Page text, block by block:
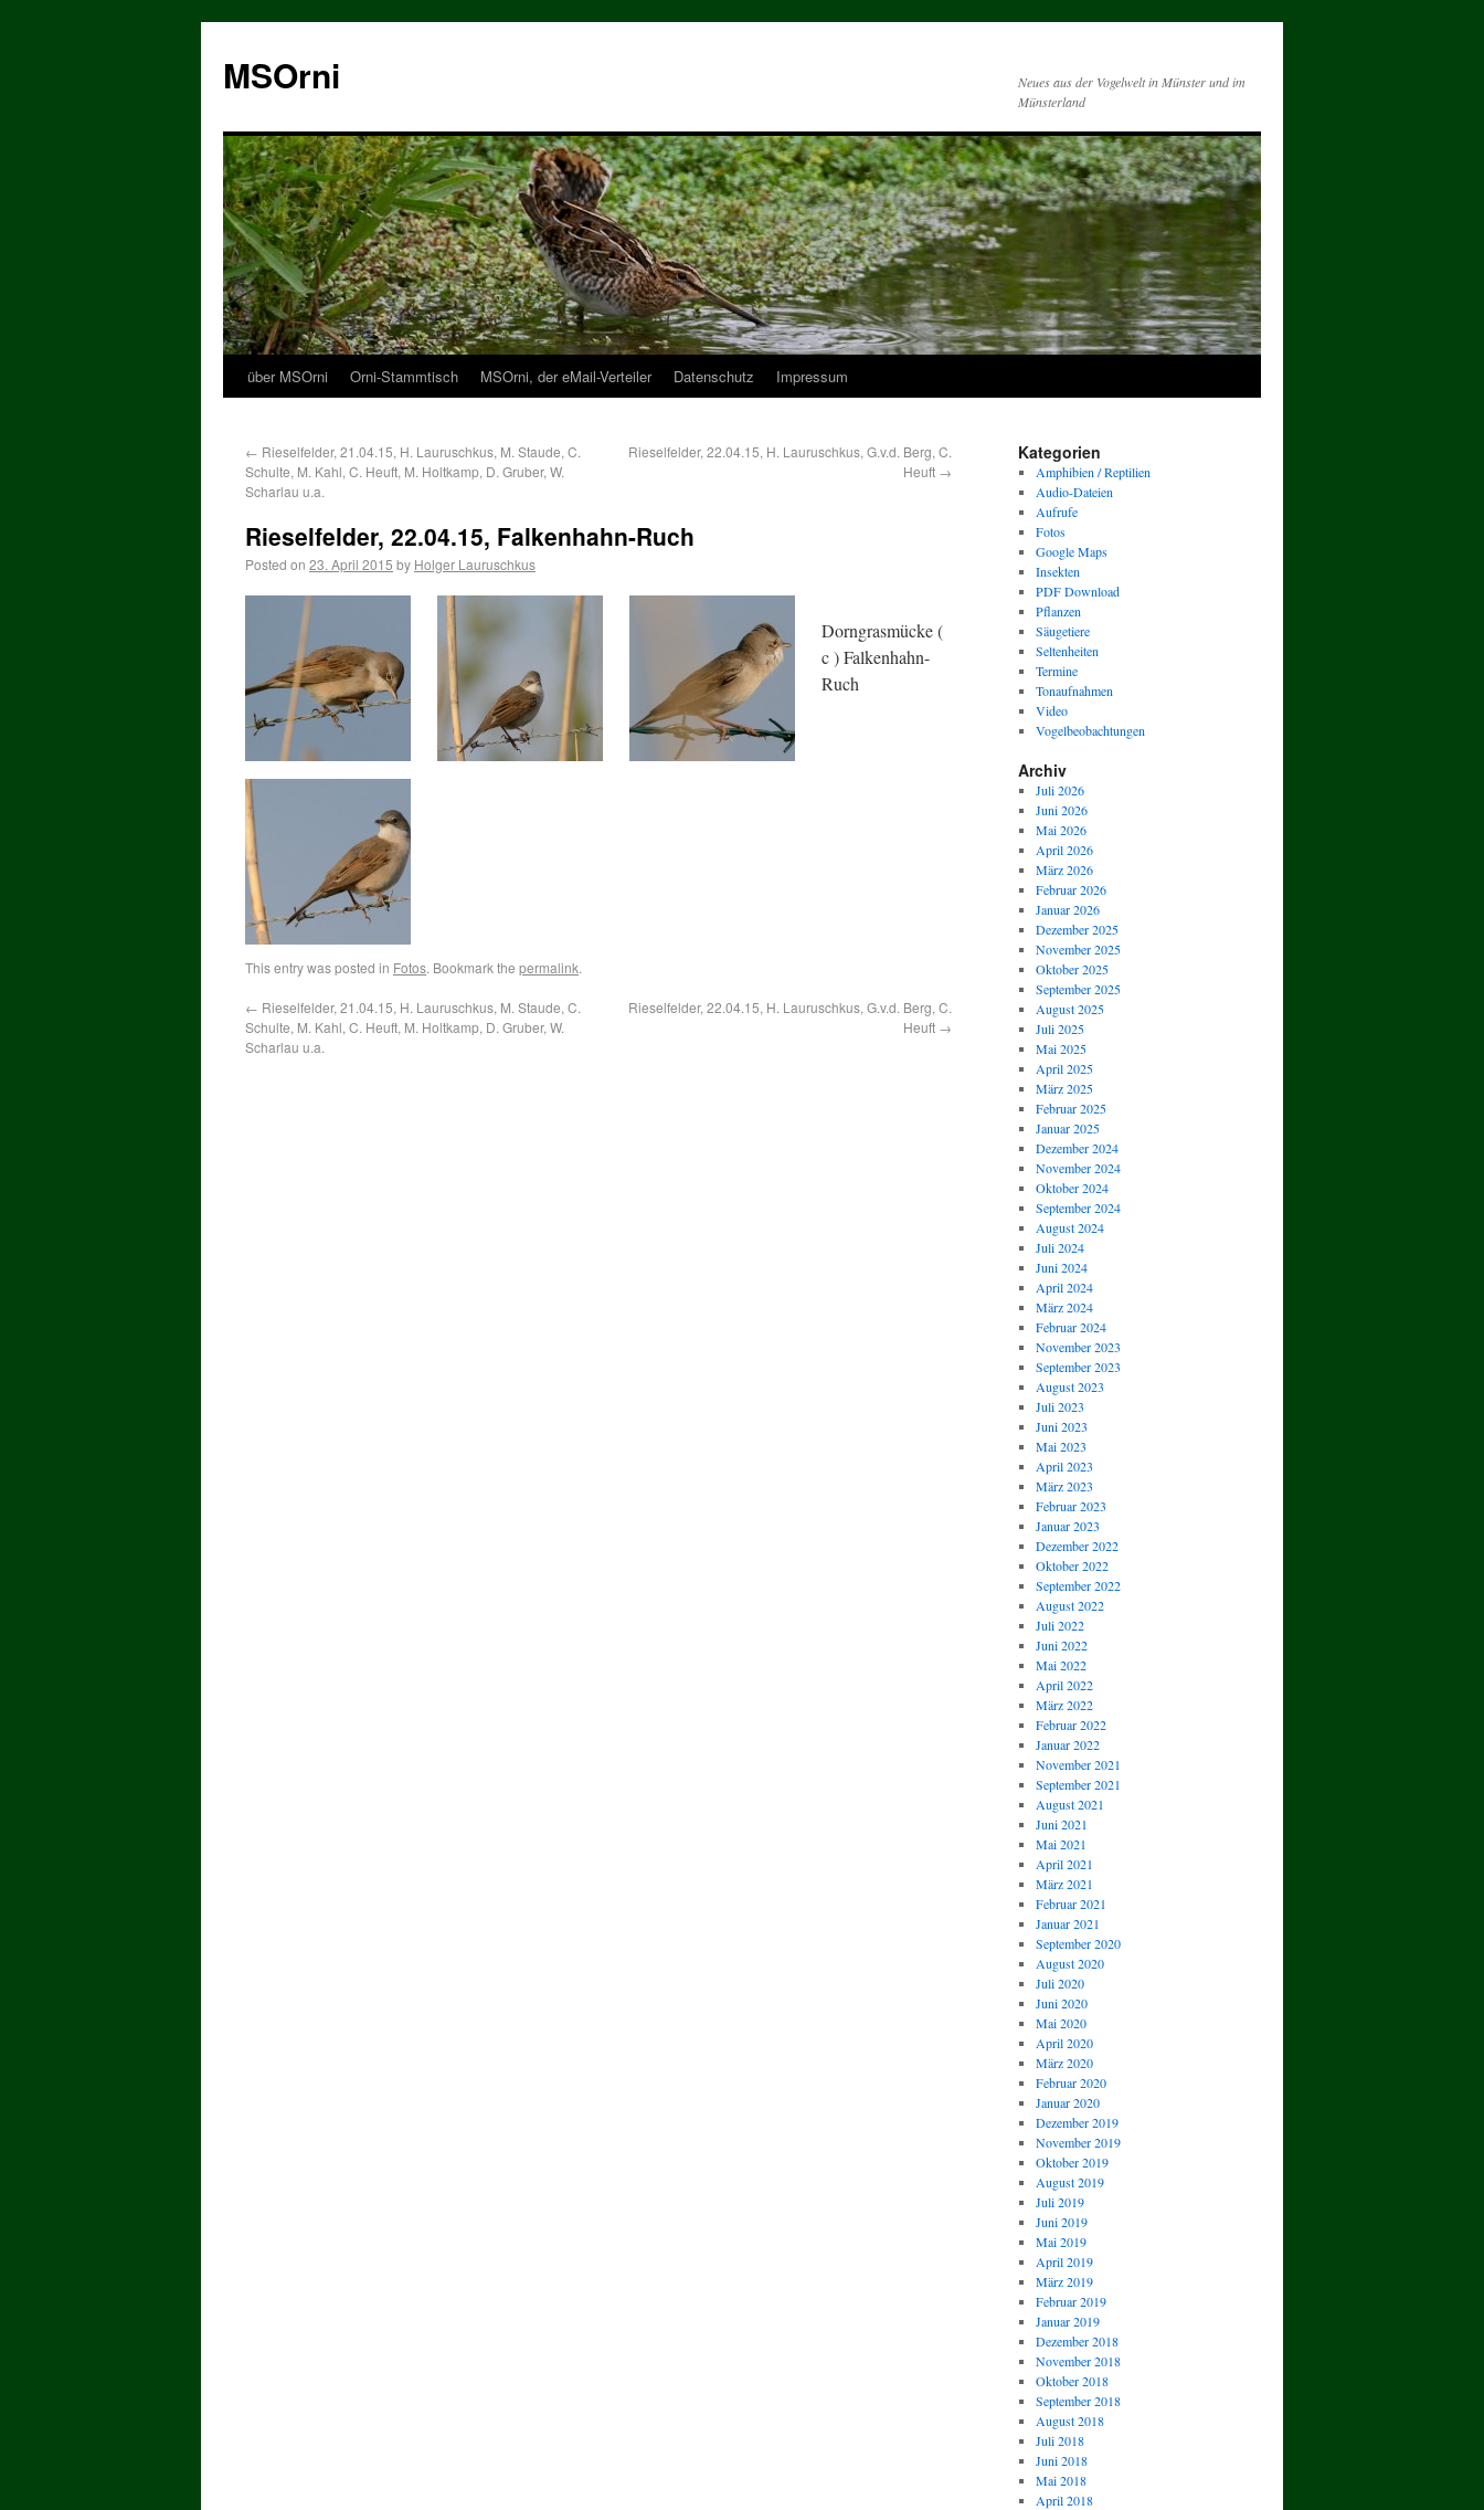
MSOrni
Neues aus der Vogelwelt in Münster und im
Münsterland
über MSOrni Orni-Stammtisch MSOrni, der eMail-Verteiler Datenschutz Impressum
← Rieselfelder, 21.04.15, H. Lauruschkus, M. Staude, C.
Schulte, M. Kahl, C. Heuft, M. Holtkamp, D. Gruber, W.
Scharlau u.a.
Rieselfelder, 22.04.15, H. Lauruschkus, G.v.d. Berg, C.
Heuft →
Rieselfelder, 22.04.15, Falkenhahn-Ruch
Posted on 23. April 2015 by Holger Lauruschkus
Dorngrasmücke (
c ) Falkenhahn-
Ruch
This entry was posted in Fotos. Bookmark the permalink.
← Rieselfelder, 21.04.15, H. Lauruschkus, M. Staude, C.
Schulte, M. Kahl, C. Heuft, M. Holtkamp, D. Gruber, W.
Scharlau u.a.
Rieselfelder, 22.04.15, H. Lauruschkus, G.v.d. Berg, C.
Heuft →
Kategorien
Amphibien / Reptilien
Audio-Dateien
Aufrufe
Fotos
Google Maps
Insekten
PDF Download
Pflanzen
Säugetiere
Seltenheiten
Termine
Tonaufnahmen
Video
Vogelbeobachtungen
Archiv
Juli 2026
Juni 2026
Mai 2026
April 2026
März 2026
Februar 2026
Januar 2026
Dezember 2025
November 2025
Oktober 2025
September 2025
August 2025
Juli 2025
Mai 2025
April 2025
März 2025
Februar 2025
Januar 2025
Dezember 2024
November 2024
Oktober 2024
September 2024
August 2024
Juli 2024
Juni 2024
April 2024
März 2024
Februar 2024
November 2023
September 2023
August 2023
Juli 2023
Juni 2023
Mai 2023
April 2023
März 2023
Februar 2023
Januar 2023
Dezember 2022
Oktober 2022
September 2022
August 2022
Juli 2022
Juni 2022
Mai 2022
April 2022
März 2022
Februar 2022
Januar 2022
November 2021
September 2021
August 2021
Juni 2021
Mai 2021
April 2021
März 2021
Februar 2021
Januar 2021
September 2020
August 2020
Juli 2020
Juni 2020
Mai 2020
April 2020
März 2020
Februar 2020
Januar 2020
Dezember 2019
November 2019
Oktober 2019
August 2019
Juli 2019
Juni 2019
Mai 2019
April 2019
März 2019
Februar 2019
Januar 2019
Dezember 2018
November 2018
Oktober 2018
September 2018
August 2018
Juli 2018
Juni 2018
Mai 2018
April 2018